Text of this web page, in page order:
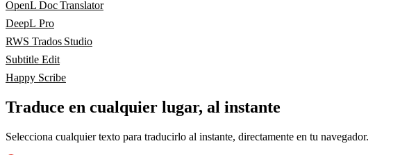
OpenL Doc Translator
DeepL Pro
RWS Trados Studio
Subtitle Edit
Happy Scribe
Traduce en cualquier lugar, al instante
Selecciona cualquier texto para traducirlo al instante, directamente en tu navegador.